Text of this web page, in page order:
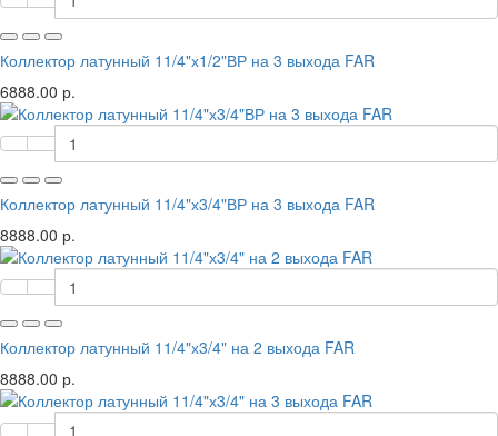
Коллектор латунный 11/4"х1/2"ВР на 3 выхода FAR
6888.00 р.
Коллектор латунный 11/4"х3/4"ВР на 3 выхода FAR
8888.00 р.
Коллектор латунный 11/4"х3/4" на 2 выхода FAR
8888.00 р.